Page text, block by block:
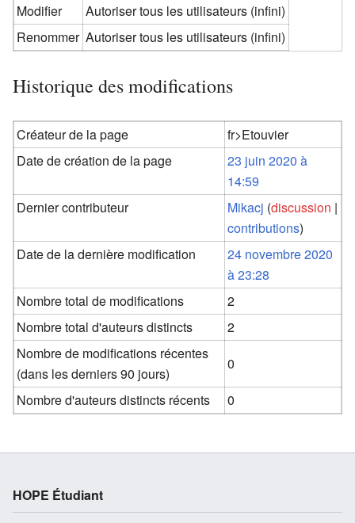
Modifier
Autoriser tous les utilisateurs (infini)
Renommer Autoriser tous les utilisateurs (infini)
Historique des modifications
Créateur de la page
fr>Etouvier
Date de création de la page
23 juin 2020 à
14:59
Dernier contributeur
Mikacj (discussion |
contributions)
Date de la dernière modification
24 novembre 2020
à 23:28
Nombre total de modifications
2
Nombre total d'auteurs distincts
2
Nombre de modifications récentes
(dans les derniers 90 jours)
0
Nombre d'auteurs distincts récents
0
HOPE Étudiant